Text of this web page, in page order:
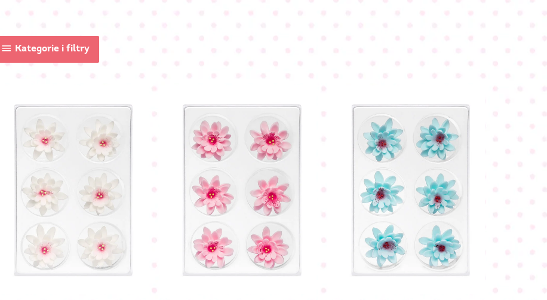
Kategorie i filtry